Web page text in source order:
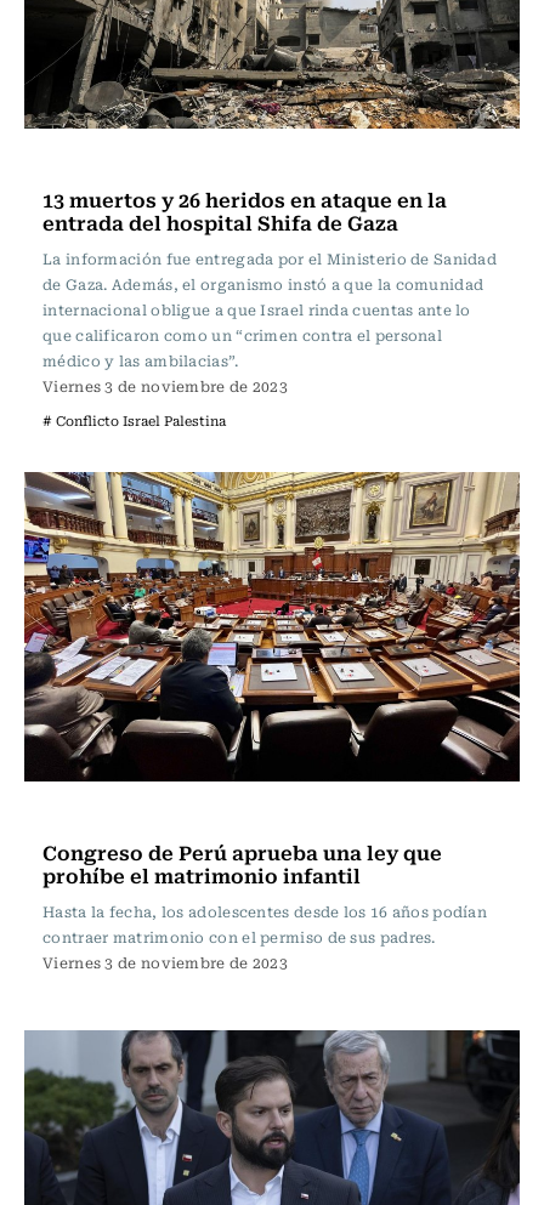
13 muertos y 26 heridos en ataque en la
entrada del hospital Shifa de Gaza
La información fue entregada por el Ministerio de Sanidad
de Gaza. Además, el organismo instó a que la comunidad
internacional obligue a que Israel rinda cuentas ante lo
que calificaron como un “crimen contra el personal
médico y las ambilacias”.
Viernes 3 de noviembre de 2023
# Conflicto Israel Palestina
Congreso de Perú aprueba una ley que
prohíbe el matrimonio infantil
Hasta la fecha, los adolescentes desde los 16 años podían
contraer matrimonio con el permiso de sus padres.
Viernes 3 de noviembre de 2023